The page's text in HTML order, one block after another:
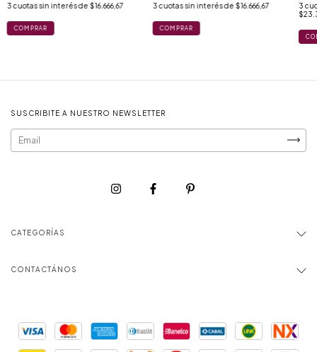
3 cuotas sin interés de $16.666,67
COMPRAR
3 cuotas sin interés de $16.666,67
COMPRAR
3
SUSCRIBITE A NUESTRO NEWSLETTER
CATEGORÍAS
CONTACTÁNOS